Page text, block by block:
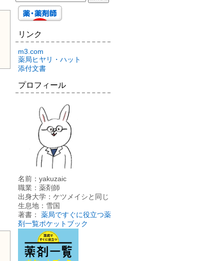
リンク
m3.com
薬局ヒヤリ・ハット
添付文書
プロフィール
名前：yakuzaic
職業：薬剤師
出身大学：ケツメイシと同じ
生息地：雪国
著書： 薬局ですぐに役立つ薬
剤一覧ポケットブック